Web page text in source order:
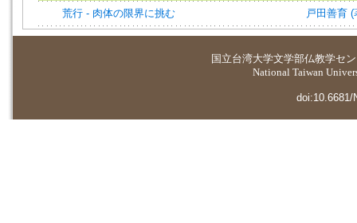
荒行 - 肉体の限界に挑む 戸田善育 (
国立台湾大学文学部仏教学セ
National Taiwan
doi:10.6681/